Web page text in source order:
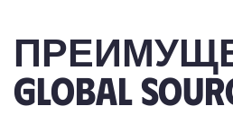
GLOBAL